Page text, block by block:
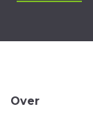
Over